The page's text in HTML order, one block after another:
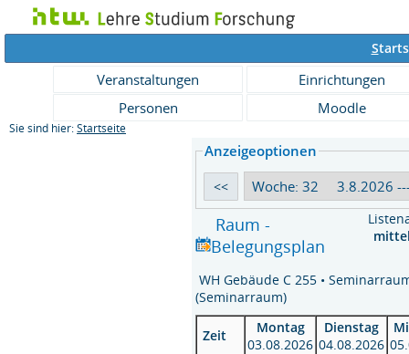
S
Veranstaltungen
Einrichtungen
Personen
Moodle
Sie sind hier: Startseite
Anzeigeoptionen
Raum -
Belegungsplan
WH Gebäude C 255 •
(Seminarraum)
Zeit
Montag
03.08.2026
Dienstag
04.08.2026